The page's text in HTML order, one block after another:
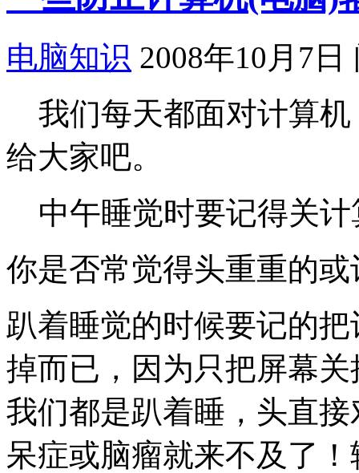
电脑知识 2008年10月7日
我们每天都面对计算机
给大家吧。
中午睡觉时要记得关计
你是否常觉得头重重的
趴着睡觉的时候要记的
掉而已，因为只把屏幕
我们都是趴着睡，头直
呆症或脑瘤就来不及了